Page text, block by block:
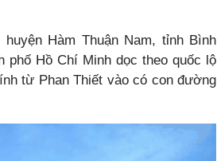
Hàm Thuận Nam, tỉnh Bình
phố Hồ Chí Minh dọc theo quốc lộ
từ Phan Thiết vào có con đường